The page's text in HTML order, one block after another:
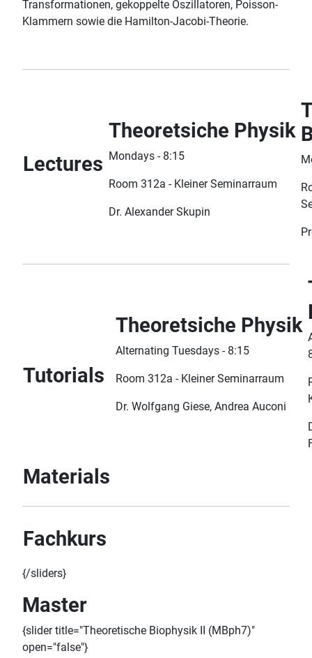
Transformationen, gekoppelte Oszillatoren, Poisson-
Klammern sowie die Hamilton-Jacobi-Theorie.
Lectures
Theoretsiche Physik
Mondays - 8:15
Room 312a - Kleiner Seminarraum
Dr. Alexander Skupin
Tutorials
Theoretsiche Physik
Alternating Tuesdays - 8:15
Room 312a - Kleiner Seminarraum
Dr. Wolfgang Giese, Andrea Auconi
Materials
Fachkurs
{/sliders}
Master
{slider title="Theoretische Biophysik II (MBph7)"
open="false"}